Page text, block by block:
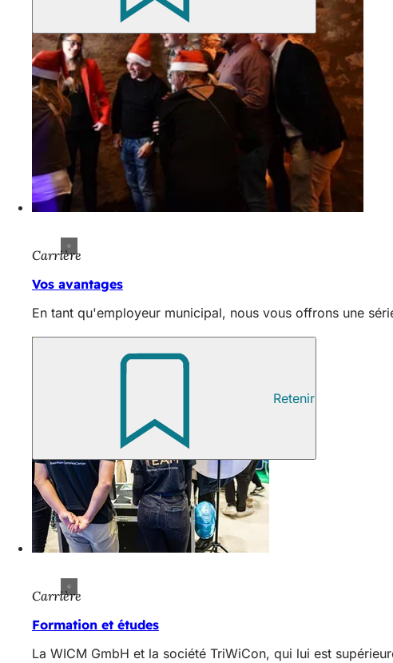
Carrière
Vos avantages
En tant qu'employeur municipal, nous vous offrons une
Retenir
Carrière
Formation et études
La WICM GmbH et la société TriWiCon, qui lui est